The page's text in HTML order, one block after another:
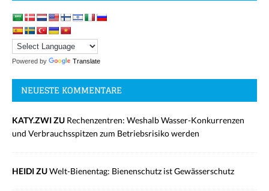
Powered by Translate
NEUESTE KOMMENTARE
KATY.ZWI ZU Rechenzentren: Weshalb Wasser-Konkurrenzen
und Verbrauchsspitzen zum Betriebsrisiko werden
HEIDI ZUWelt-Bienentag: Bienenschutz ist Gewässerschutz